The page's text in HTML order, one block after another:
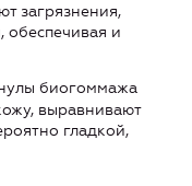
загрязнения,
и
биогоммажа
выравнивают
гладкой,